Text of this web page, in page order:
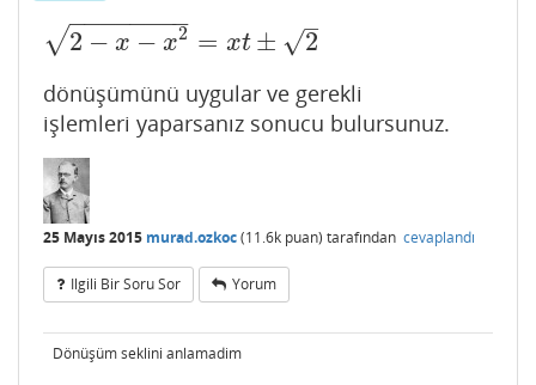
2 − x − x2
− −
−−−−−−
√ = xt ± 2
–
√
2 −x−x2 =xt ±2
dönüşümünü uygular ve gerekli
işlemleri yaparsanız sonucu bulursunuz.
25 Mayıs 2015 murad.ozkoc(11.6k puan) tarafından cevaplandı
Ilgili Bir Soru Sor Yorum
Dönüşüm seklini anlamadim